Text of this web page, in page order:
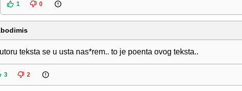
1 0
teksta se u usta nas*rem.. to je poenta ovog teksta..
3 2